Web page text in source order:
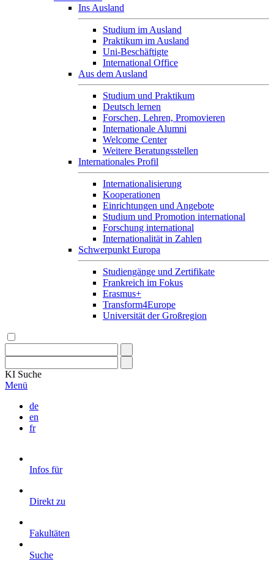
Ins Ausland
Studium im Ausland
Praktikum im Ausland
Uni-Beschäftigte
International Office
Aus dem Ausland
Studium und Praktikum
Deutsch lernen
Forschen, Lehren, Promovieren
Internationale Alumni
Welcome Center
Weitere Beratungsstellen
Internationales Profil
Internationalisierung
Kooperationen
Einrichtungen und Angebote
Studium und Promotion international
Forschung international
Internationalität in Zahlen
Schwerpunkt Europa
Studiengänge und Zertifikate
Frankreich im Fokus
Erasmus+
Transform4Europe
Universität der Großregion
KI Suche
Menü
de
en
fr
Infos für
Direkt zu
Fakultäten
Suche